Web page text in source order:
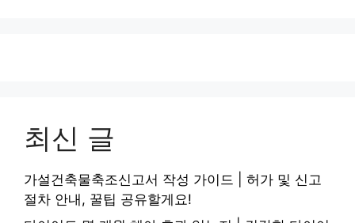
최신 글
가설건축물축조신고서 작성 가이드 | 허가 및 신고
절차 안내, 꿀팁 공유할게요!